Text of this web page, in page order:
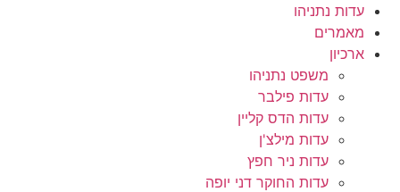
עדות נתניהו
מאמרים
ארכיון
משפט נתניהו
עדות פילבר
עדות הדס קליין
עדות מילצ'ן
עדות ניר חפץ
עדות החוקר דני יופה